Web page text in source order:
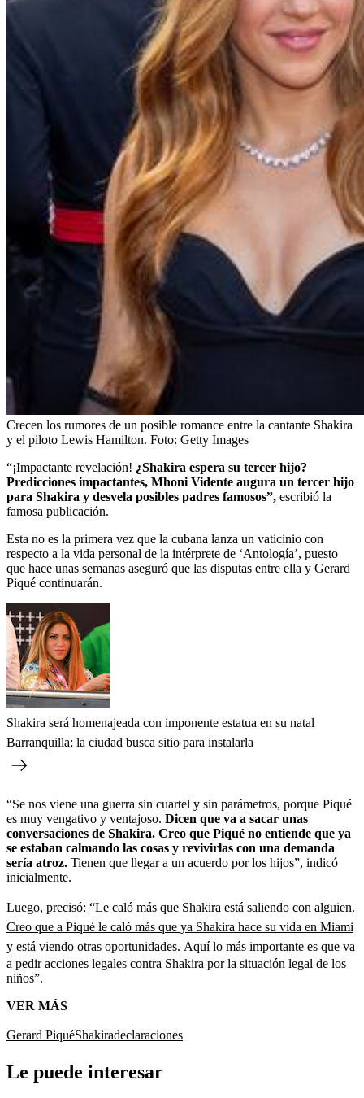
Crecen los rumores de un posible romance entre la cantante Shakira
y el piloto Lewis Hamilton. Foto: Getty Images
“¡Impactante revelación! ¿Shakira espera su tercer hijo?
Predicciones impactantes, Mhoni Vidente augura un tercer hijo
para Shakira y desvela posibles padres famosos”, escribió la
famosa publicación.
Esta no es la primera vez que la cubana lanza un vaticinio con
respecto a la vida personal de la intérprete de ‘Antología’, puesto
que hace unas semanas aseguró que las disputas entre ella y Gerard
Piqué continuarán.
Shakira será homenajeada con imponente estatua en su natal
Barranquilla; la ciudad busca sitio para instalarla
“Se nos viene una guerra sin cuartel y sin parámetros, porque Piqué
es muy vengativo y ventajoso. Dicen que va a sacar unas
conversaciones de Shakira. Creo que Piqué no entiende que ya
se estaban calmando las cosas y revivirlas con una demanda
sería atroz. Tienen que llegar a un acuerdo por los hijos”, indicó
inicialmente.
Luego, precisó: “Le caló más que Shakira está saliendo con alguien.
Creo que a Piqué le caló más que ya Shakira hace su vida en Miami
y está viendo otras oportunidades. Aquí lo más importante es que va
a pedir acciones legales contra Shakira por la situación legal de los
niños”.
VER MÁS
Gerard PiquéShakiradeclaraciones
Le puede interesar